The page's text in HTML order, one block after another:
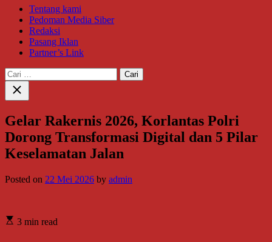
Tentang kami
Pedoman Media Siber
Redaksi
Pasang Iklan
Partner’s Link
Cari
untuk:
Close
search
Gelar Rakernis 2026, Korlantas Polri
Dorong Transformasi Digital dan 5 Pilar
Keselamatan Jalan
Posted on 22 Mei 2026 by admin
3 min read